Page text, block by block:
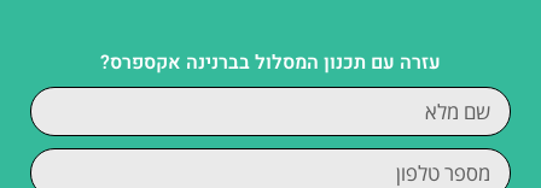
עזרה עם תכנון המסלול בברנינה אקספרס?